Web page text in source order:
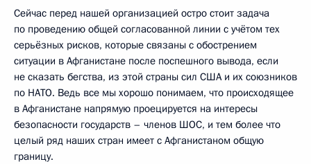
Сейчас перед нашей организацией остро стоит задача
по проведению общей согласованной линии с учётом тех
серьёзных рисков, которые связаны с обострением
ситуации в Афганистане после поспешного вывода, если
не сказать бегства, из этой страны сил США и их союзников
по НАТО. Ведь все мы хорошо понимаем, что происходящее
в Афганистане напрямую проецируется на интересы
безопасности государств – членов ШОС, и тем более что
целый ряд наших стран имеет с Афганистаном общую
границу.